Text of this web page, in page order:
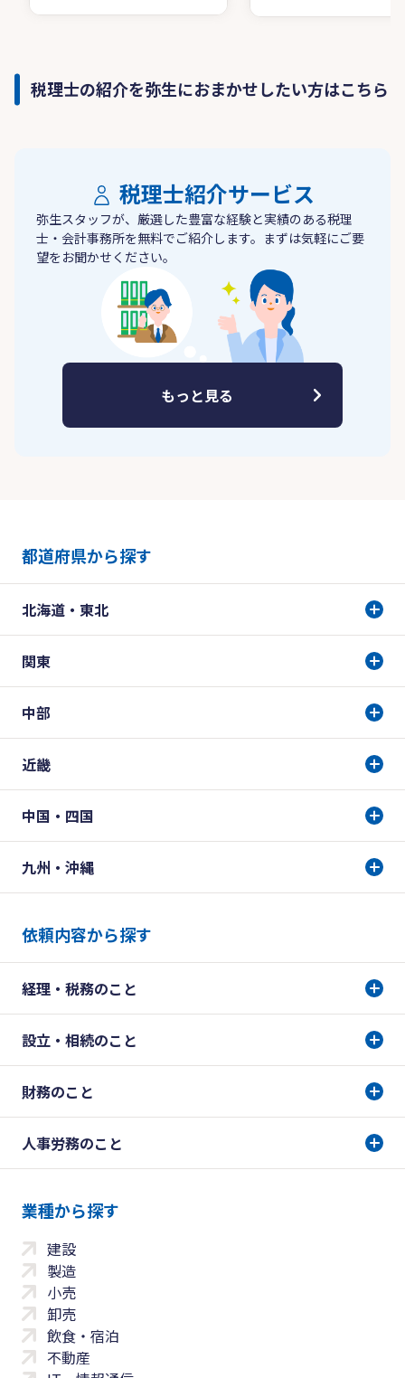
税理士の紹介を弥生におまかせしたい方はこちら
税理士紹介サービス
弥生スタッフが、厳選した豊富な経験と実績のある税理
士・会計事務所を無料でご紹介します。まずは気軽にご要
望をお聞かせください。
もっと見る
都道府県から探す
北海道・東北
関東
中部
近畿
中国・四国
九州・沖縄
依頼内容から探す
経理・税務のこと
設立・相続のこと
財務のこと
人事労務のこと
業種から探す
建設
製造
小売
卸売
飲食・宿泊
不動産